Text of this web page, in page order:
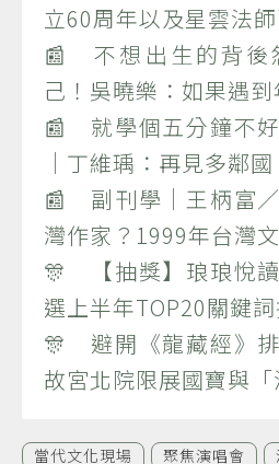
立60周年以及星雲法
📰 不想出生的背後
己！吳曉樂：如果遇
📰 就學個五分鐘不
｜丁維瑀：再見多鄰國
📰 副刊學｜王柄富
灣作家？1999年台灣
🎊 【抽獎】琅琅悅
選上半年TOP20關鍵
🎊 避開《龍藏經》排
故宮北院限展國寶與
當代文化現場 聚焦演唱會